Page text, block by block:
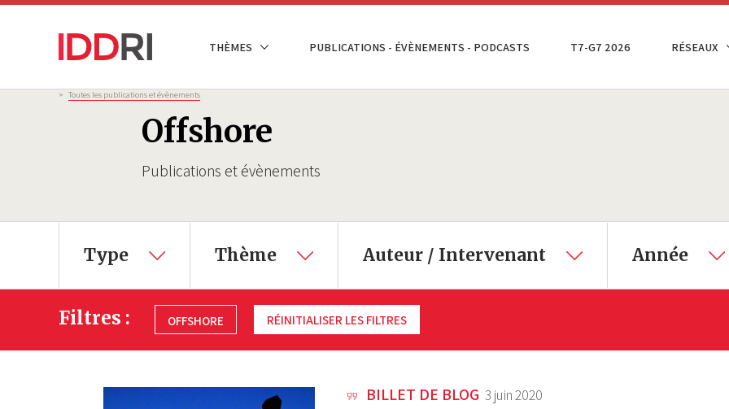
Aller
NAVIGATION
THÈMES PUBLICATIONS - ÉVÈNEMENTS - PODCASTS T7-G7 2026 RÉSEAUX
Offshore
Publications et évènements
Fil
d'Ariane
> Toutes les publications et évènements
Type Thème Auteur / Intervenant Année
Filtres : OFFSHORE RÉINITIALISER LES FILTRES
BILLET DE BLOG 3 juin 2020